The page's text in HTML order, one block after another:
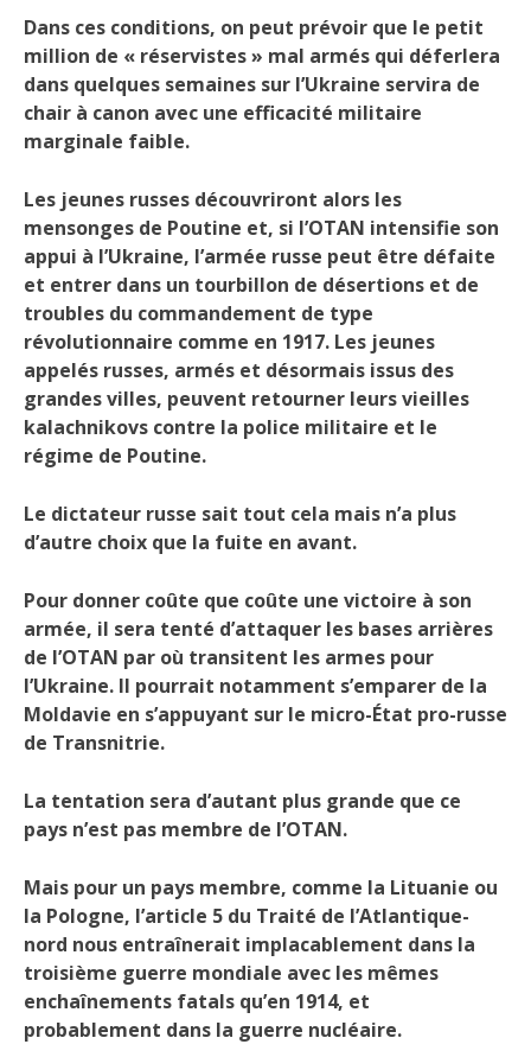
Dans ces conditions, on peut prévoir que le petit
million de « réservistes » mal armés qui déferlera
dans quelques semaines sur l’Ukraine servira de
chair à canon avec une efficacité militaire
marginale faible.
Les jeunes russes découvriront alors les
mensonges de Poutine et, si l’OTAN intensifie son
appui à l’Ukraine, l’armée russe peut être défaite
et entrer dans un tourbillon de désertions et de
troubles du commandement de type
révolutionnaire comme en 1917. Les jeunes
appelés russes, armés et désormais issus des
grandes villes, peuvent retourner leurs vieilles
kalachnikovs contre la police militaire et le
régime de Poutine.
Le dictateur russe sait tout cela mais n’a plus
d’autre choix que la fuite en avant.
Pour donner coûte que coûte une victoire à son
armée, il sera tenté d’attaquer les bases arrières
de l’OTAN par où transitent les armes pour
l’Ukraine. Il pourrait notamment s’emparer de la
Moldavie en s’appuyant sur le micro-État pro-russe
de Transnitrie.
La tentation sera d’autant plus grande que ce
pays n’est pas membre de l’OTAN.
Mais pour un pays membre, comme la Lituanie ou
la Pologne, l’article 5 du Traité de l’Atlantique-
nord nous entraînerait implacablement dans la
troisième guerre mondiale avec les mêmes
enchaînements fatals qu’en 1914, et
probablement dans la guerre nucléaire.